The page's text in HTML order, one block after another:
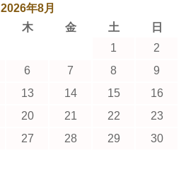
2026年8月
木 金 土 日
1
2
6 7 8
9
13 14 15
16
20 21 22
23
27 28 29
30